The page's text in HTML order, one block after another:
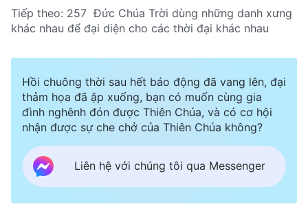
Tiếp theo: 257 Đức Chúa Trời dùng những danh xưng
khác nhau để đại diện cho các thời đại khác nhau
Hồi chuông thời sau hết báo động đã vang lên, đại
thảm họa đã ập xuống, bạn có muốn cùng gia
đình nghênh đón được Thiên Chúa, và có cơ hội
nhận được sự che chở của Thiên Chúa không?
Liên hệ với chúng tôi qua Messenger